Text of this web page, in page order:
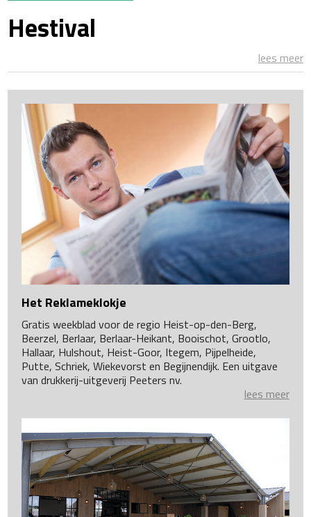
Hestival
lees meer
Het Reklameklokje
Gratis weekblad voor de regio Heist-op-den-Berg,
Beerzel, Berlaar, Berlaar-Heikant, Booischot, Grootlo,
Hallaar, Hulshout, Heist-Goor, Itegem, Pijpelheide,
Putte, Schriek, Wiekevorst en Begijnendijk. Een uitgave
van drukkerij-uitgeverij Peeters nv.
lees meer